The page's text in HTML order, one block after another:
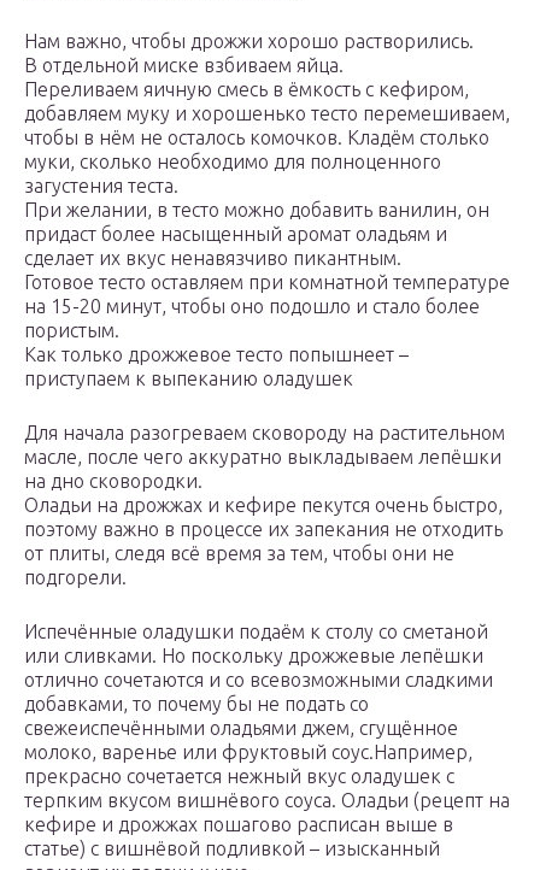
Нам важно, чтобы дрожжи хорошо растворились.
В отдельной миске взбиваем яйца.
Переливаем яичную смесь в ёмкость с кефиром,
добавляем муку и хорошенько тесто перемешиваем,
чтобы в нём не осталось комочков. Кладём столько
муки, сколько необходимо для полноценного
загустения теста.
При желании, в тесто можно добавить ванилин, он
придаст более насыщенный аромат оладьям и
сделает их вкус ненавязчиво пикантным.
Готовое тесто оставляем при комнатной температуре
на 15-20 минут, чтобы оно подошло и стало более
пористым.
Как только дрожжевое тесто попышнеет –
приступаем к выпеканию оладушек
Для начала разогреваем сковороду на растительном
масле, после чего аккуратно выкладываем лепёшки
на дно сковородки.
Оладьи на дрожжах и кефире пекутся очень быстро,
поэтому важно в процессе их запекания не отходить
от плиты, следя всё время за тем, чтобы они не
подгорели.
Испечённые оладушки подаём к столу со сметаной
или сливками. Но поскольку дрожжевые лепёшки
отлично сочетаются и со всевозможными сладкими
добавками, то почему бы не подать со
свежеиспечёнными оладьями джем, сгущённое
молоко, варенье или фруктовый соус.Например,
прекрасно сочетается нежный вкус оладушек с
терпким вкусом вишнёвого соуса. Оладьи (рецепт на
кефире и дрожжах пошагово расписан выше в
статье) с вишнёвой подливкой – изысканный